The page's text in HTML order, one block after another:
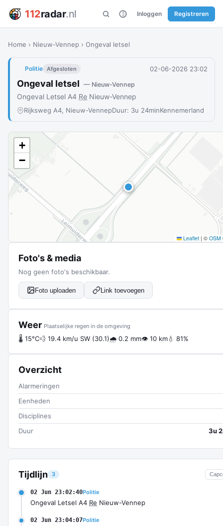
112radar.nl Inloggen Registreren
Home › Nieuw-Vennep › Ongeval letsel
Politie Afgesloten 02-06-2026 23:02
Ongeval letsel — Nieuw-Vennep
Ongeval Letsel A4 Re Nieuw-Vennep
Rijksweg A4, Nieuw-VennepDuur: 3u 24minKennemerland
Tijdlijn 3
02 Jun 23:02:40Politie
Ongeval Letsel A4 Re Nieuw-Vennep
02 Jun 23:04:07Politie
+
−
Leaflet | © OSM
Foto's & media
Nog geen foto's beschikbaar.
Foto uploaden Link toevoegen
Weer Plaatselijke regen in de omgeving
🌡 15°C💨 19.4 km/u SW (30.1)🌧 0.2 mm👁 10 km💧 81%
Overzicht
Alarmeringen
Eenheden
Disciplines
Duur
3u